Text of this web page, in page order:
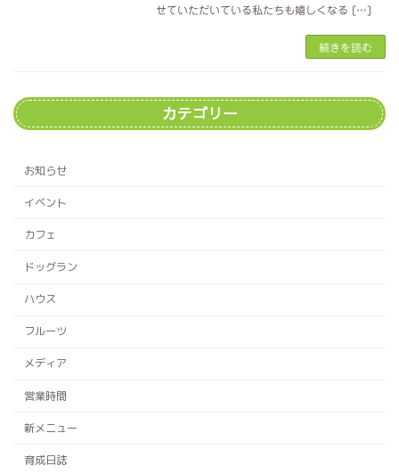
せていただいている私たちも嬉しくなる […]
続きを読む
カテゴリー
お知らせ
イベント
カフェ
ドッグラン
ハウス
フルーツ
メディア
営業時間
新メニュー
育成日誌